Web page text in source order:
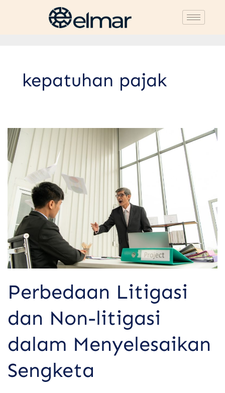
kepatuhan pajak
Perbedaan Litigasi
dan Non-litigasi
dalam Menyelesaikan
Sengketa
Perbedaan
Litigasi
dan
Non-
litigasi
dalam
Menyelesaikan
Sengketa